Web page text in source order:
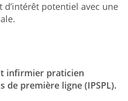
d’intérêt potentiel avec une
infirmier praticien
de première ligne (IPSPL).